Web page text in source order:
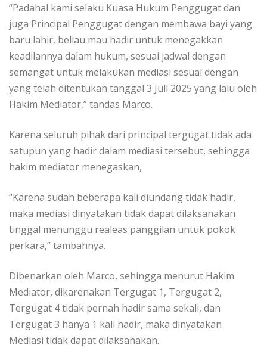
“Padahal kami selaku Kuasa Hukum Penggugat dan
juga Principal Penggugat dengan membawa bayi yang
baru lahir, beliau mau hadir untuk menegakkan
keadilannya dalam hukum, sesuai jadwal dengan
semangat untuk melakukan mediasi sesuai dengan
yang telah ditentukan tanggal 3 Juli 2025 yang lalu oleh
Hakim Mediator,” tandas Marco.
Karena seluruh pihak dari principal tergugat tidak ada
satupun yang hadir dalam mediasi tersebut, sehingga
hakim mediator menegaskan,
“Karena sudah beberapa kali diundang tidak hadir,
maka mediasi dinyatakan tidak dapat dilaksanakan
tinggal menunggu realeas panggilan untuk pokok
perkara,” tambahnya.
Dibenarkan oleh Marco, sehingga menurut Hakim
Mediator, dikarenakan Tergugat 1, Tergugat 2,
Tergugat 4 tidak pernah hadir sama sekali, dan
Tergugat 3 hanya 1 kali hadir, maka dinyatakan
Mediasi tidak dapat dilaksanakan.